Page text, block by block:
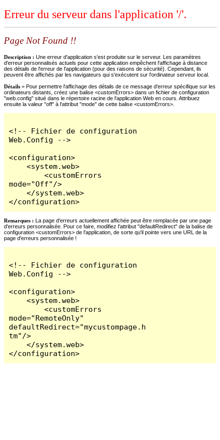
Erreur du serveur dans l'application '/'.
Page Not Found !!
Description : Une erreur d'application s'est produite sur le serveur. Les paramètres
d'erreur personnalisés actuels pour cette application empêchent l'affichage à distance
des détails de l'erreur de l'application (pour des raisons de sécurité). Cependant, ils
peuvent être affichés par les navigateurs qui s'exécutent sur l'ordinateur serveur local.
Détails = Pour permettre l'affichage des détails de ce message d'erreur spécifique sur les
ordinateurs distants, créez une balise <customErrors> dans un fichier de configuration
"web.config" situé dans le répertoire racine de l'application Web en cours. Attribuez
ensuite la valeur "off" à l'attribut "mode" de cette balise <customErrors>.
<!-- Fichier de configuration
Web.Config -->
<configuration>
    <system.web>
        <customErrors
mode="Off"/>
    </system.web>
</configuration>
Remarques : La page d'erreurs actuellement affichée peut être remplacée par une page
d'erreurs personnalisée. Pour ce faire, modifiez l'attribut "defaultRedirect" de la balise de
configuration <customErrors> de l'application, de sorte qu'il pointe vers une URL de la
page d'erreurs personnalisée !
<!-- Fichier de configuration
Web.Config -->
<configuration>
    <system.web>
        <customErrors
mode="RemoteOnly"
defaultRedirect="mycustompage.h
tm"/>
    </system.web>
</configuration>